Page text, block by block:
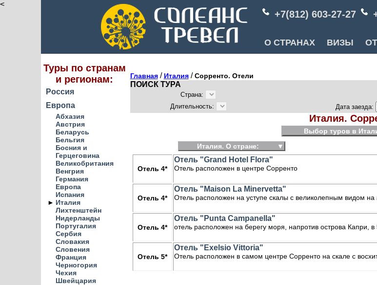
<
+7(812) 603-27-27
О СТРАНАХ ВИЗЫ
Туры по странам
и регионам:
Россия
Европа
Абхазия
Австрия
Беларусь
Бельгия
Босния и
Герцеговина
Великобритания
Венгрия
Германия
Европа
Испания
► Италия
Лихтенштейн
Нидерланды
Португалия
Сербия
Словакия
Словения
Франция
Черногория
Чехия
Швейцария
Главная/ Италия/Сорренто. Отели
ПОИСК ТУРА
Страна:
Длительность:
Дата заезда:
Италия.
Выбор туров в
Италия. О стране:
▼
Отель 4*
Отель "Grand Hotel Flora"
Отель расположен в центре Сорренто
Отель 4*
Отель "Maison La Minervetta"
Отель расположен на уступе скалы с великолепным видом на
Отель 4*
Отель "Punta Campanella"
отель расположен на берегу моря, напротив острова Капри, в
Отель 5*
Отель "Exelsio Vittoria"
Отель расположен в самом центре Сорренто на скале с